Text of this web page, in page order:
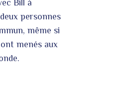
Bill à
personnes
même si
menés aux